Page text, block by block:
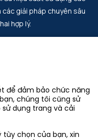
giải pháp chuyên sâu
hợp lý.
để đảm bảo chức năng
chúng tôi cũng sử
dụng trang và cải
chọn của bạn, xin